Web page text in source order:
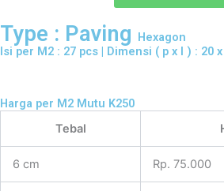
Type : Paving Hexagon
Isi per M2 : 27 pcs | Dimensi ( p x l ) : 20
Harga per M2 Mutu K250
Tebal
6 cm Rp. 75.000